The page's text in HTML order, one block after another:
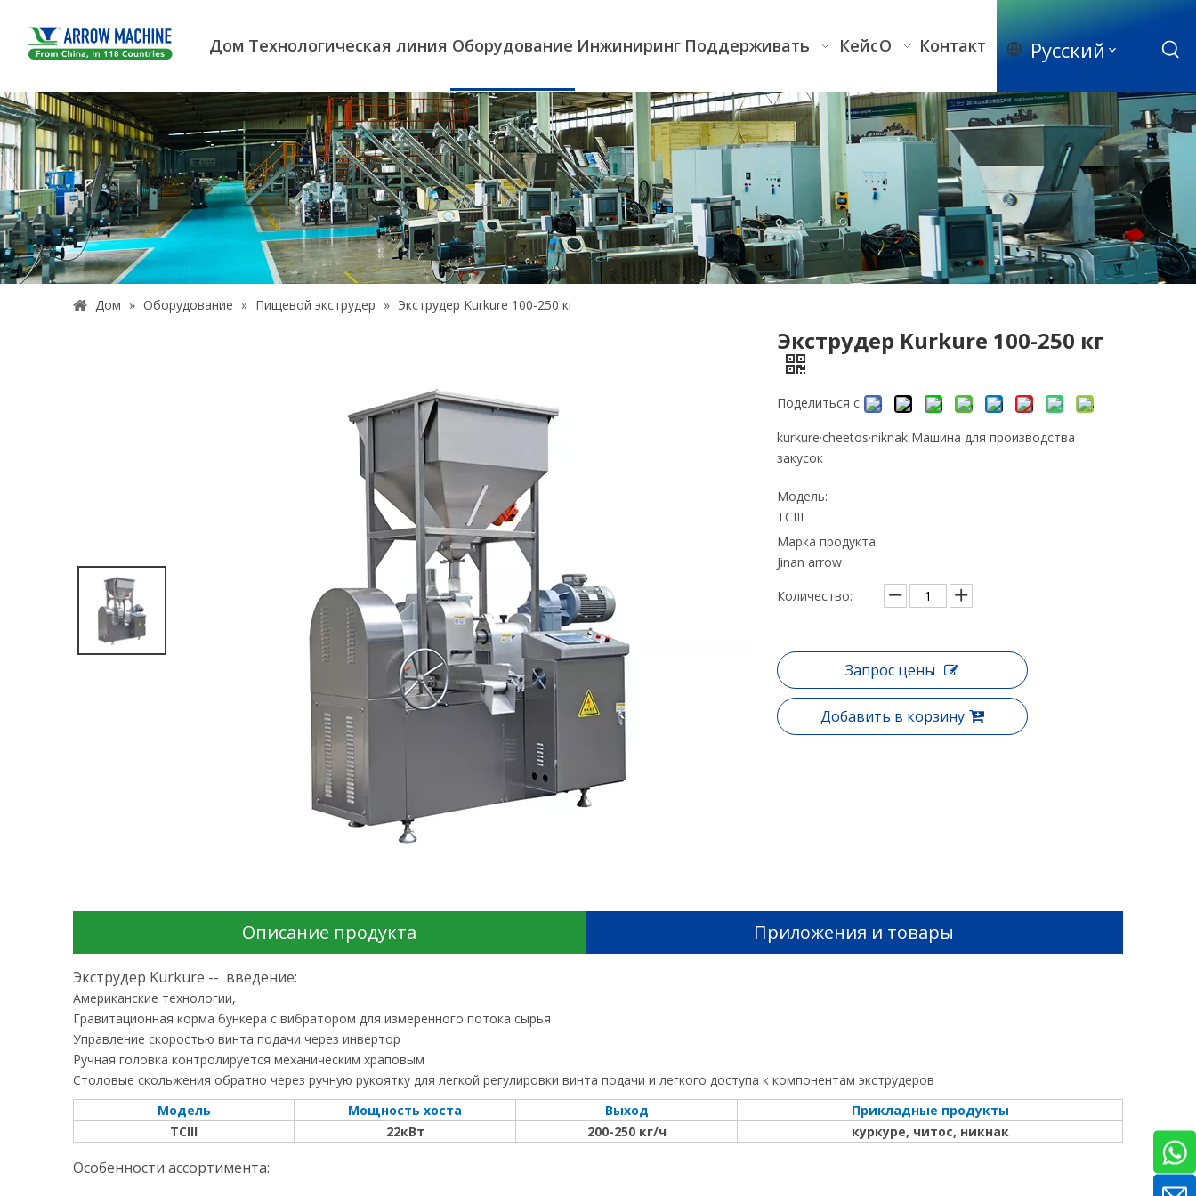
Дом Технологическая линия Оборудование Инжиниринг Поддерживать КейсО Контакт Pусский
Дом » Оборудование » Пищевой экструдер » Экструдер Kurkure 100-250 кг
Экструдер Kurkure 100-250 кг
Поделиться с:
kurkure·cheetos·niknak Машина для производства
закусок
Модель:
ТСIII
Марка продукта:
Jinan arrow
Количество:
Запрос цены
Добавить в корзину
Описание продукта Приложения и товары
Экструдер Kurkure -- введение:
Американские технологии,
Гравитационная корма бункера с вибратором для измеренного потока сырья
Управление скоростью винта подачи через инвертор
Ручная головка контролируется механическим храповым
Столовые скольжения обратно через ручную рукоятку для легкой регулировки винта подачи и легкого доступа к компонентам экструдеров
Модель
Мощность хоста Выход
Прикладные продукты
ТСIII
22кВт 200-250 кг/ч куркуре, читос, никнак
Особенности ассортимента: